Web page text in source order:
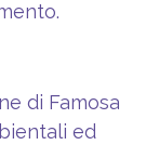
di Famosa
ed